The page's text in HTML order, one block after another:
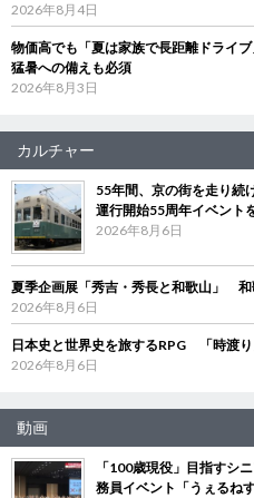
2026年8月4日
物価高でも「夏は家族で長距離ドライ
猛暑への備えも必須
2026年8月3日
カルチャー
55年間、京の街を走り続
運行開始55周年イベント
2026年8月6日
夏季企画展「秀吉・秀長と和歌山」
2026年8月6日
日本史と世界史を旅するRPG 「時渡
2026年8月6日
動画
「100歳現役」目指すシ
務員イベント「うぇるね